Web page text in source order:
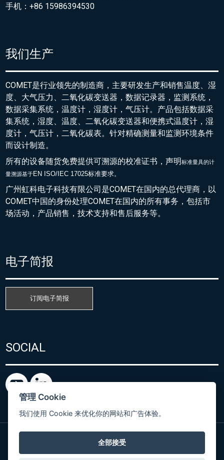
手机：+86 15986394530
我们生产
COMET是行业领先的制造商，主要研发生产和销售温度、湿
度、大气压力、二氧化碳变送器，数据记录器，监测系统，
数据采集系统，温度计，湿度计，气压计。产品包括数据采
集系统，湿度、温度、二氧化碳变送器和便携式温度计，湿
度计，气压计，二氧化碳表。针对精确测量和监测环境条件
而设计制造。
所有的设备随货免费提供可溯源的校准证书，声明标准量具的计
量溯源基于EN ISO/IEC 17025标准要求。
广州虹科电子科技有限公司是COMET在国内的总代理商，以
COMET中国的身份处理COMET在国内的所有事务，包括市
场活动，产品销售，技术支持和售后服务等。
电子简报
订阅电子简报
SOCIAL
管理 Cookie
我们使用 Cookie 来优化你的网站和广告体验。
全部接受